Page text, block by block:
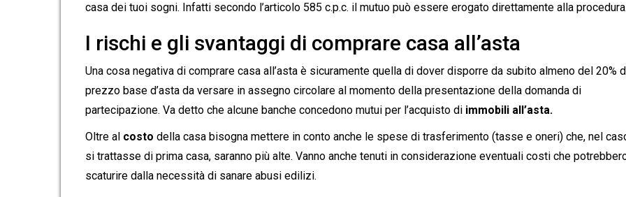
casa dei tuoi sogni. Infatti secondo l’articolo 585 c.p.c. il mutuo può essere erogato direttamente alla procedura.
I rischi e gli svantaggi di comprare casa all’asta
Una cosa negativa di comprare casa all’asta è sicuramente quella di dover disporre da subito almeno del 20%
prezzo base d’asta da versare in assegno circolare al momento della presentazione della domanda di
partecipazione. Va detto che alcune banche concedono mutui per l’acquisto di immobili all’asta.
Oltre al costo della casa bisogna mettere in conto anche le spese di trasferimento (tasse e oneri) che, nel
si trattasse di prima casa, saranno più alte. Vanno anche tenuti in considerazione eventuali costi che
scaturire dalla necessità di sanare abusi edilizi.